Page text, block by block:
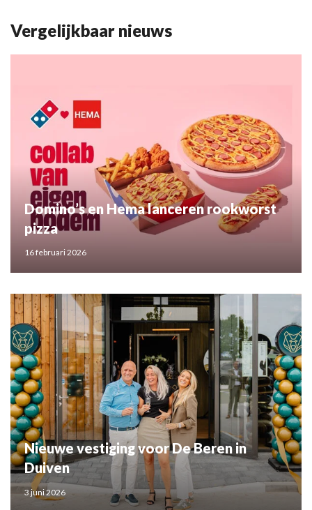
Vergelijkbaar nieuws
Domino’s en Hema lanceren rookworst
pizza
16 februari 2026
Nieuwe vestiging voor De Beren in
Duiven
3 juni 2026